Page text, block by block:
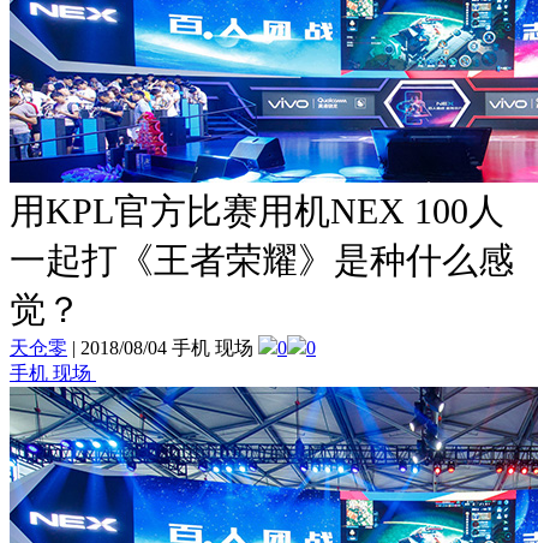
用KPL官方比赛用机NEX 100人
一起打《王者荣耀》是种什么感
觉？
天仓零 | 2018/08/04 手机 现场 0
0
手机 现场